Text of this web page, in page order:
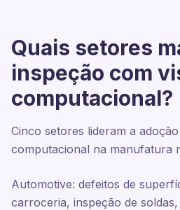
Quais setores
inspeção com
computacional?
Cinco setores lideram a
computacional na manufatura
Automotive: defeitos de
carroceria, inspeção de